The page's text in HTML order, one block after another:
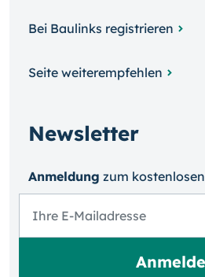
Bei Baulinks registrieren
Seite weiterempfehlen
Newsletter
Anmeldung zum kosten­losen